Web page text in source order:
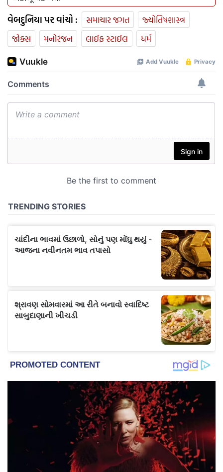
વેબદુનિયા પર વાંચો : સમાચાર જગત
જ્યોતિષશાસ્ત્ર
જોક્સ
મનોરંજન લાઈફ સ્ટાઈલ ધર્મ